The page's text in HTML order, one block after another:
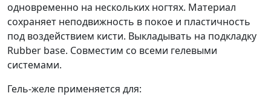
одновременно на нескольких ногтях. Материал
сохраняет неподвижность в покое и пластичность
под воздействием кисти. Выкладывать на подкладку
Rubber base. Совместим со всеми гелевыми
системами.
Гель-желе применяется для: